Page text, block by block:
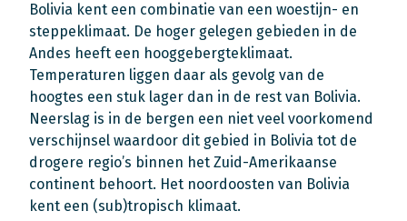
Bolivia kent een combinatie van een woestijn- en
steppeklimaat. De hoger gelegen gebieden in de
Andes heeft een hooggebergteklimaat.
Temperaturen liggen daar als gevolg van de
hoogtes een stuk lager dan in de rest van Bolivia.
Neerslag is in de bergen een niet veel voorkomend
verschijnsel waardoor dit gebied in Bolivia tot de
drogere regio’s binnen het Zuid-Amerikaanse
continent behoort. Het noordoosten van Bolivia
kent een (sub)tropisch klimaat.